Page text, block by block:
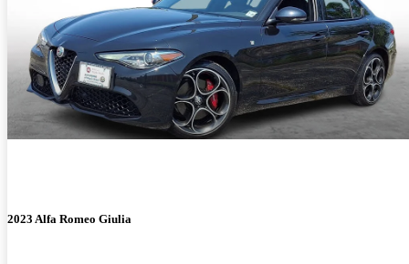
2023 Alfa Romeo Giulia